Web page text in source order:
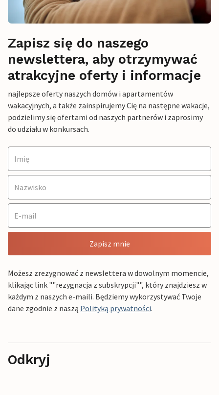
Zapisz się do naszego
newslettera, aby otrzymywać
atrakcyjne oferty i informacje
najlepsze oferty naszych domów i apartamentów
wakacyjnych, a także zainspirujemy Cię na następne wakacje,
podzielimy się ofertami od naszych partnerów i zaprosimy
do udziału w konkursach.
Zapisz mnie
Możesz zrezygnować z newslettera w dowolnym momencie,
klikając link ""rezygnacja z subskrypcji"", który znajdziesz w
każdym z naszych e-maili. Będziemy wykorzystywać Twoje
dane zgodnie z naszą Polityką prywatności.
Odkryj